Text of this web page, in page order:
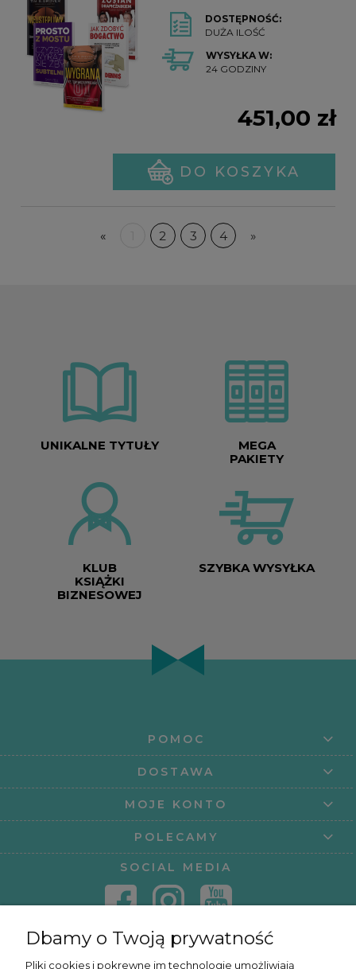
DOSTĘPNOŚĆ:
DUŻA ILOŚĆ
WYSYŁKA W:
24 GODZINY
451,00 zł
DO KOSZYKA
« 2 3 4 »
UNIKALNE TYTUŁY
MEGA
PAKIETY
KLUB
KSIĄŻKI
BIZNESOWEJ
SZYBKA WYSYŁKA
POMOC
DOSTAWA
MOJE KONTO
POLECAMY
SOCIAL MEDIA
Dbamy o Twoją prywatność
Pliki cookies i pokrewne im technologie umożliwiają